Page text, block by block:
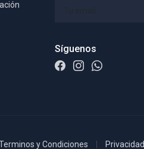
Síguenos
y Condiciones Privacidad